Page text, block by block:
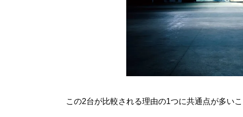
この2台が比較される理由の1つに共通点が多いこ